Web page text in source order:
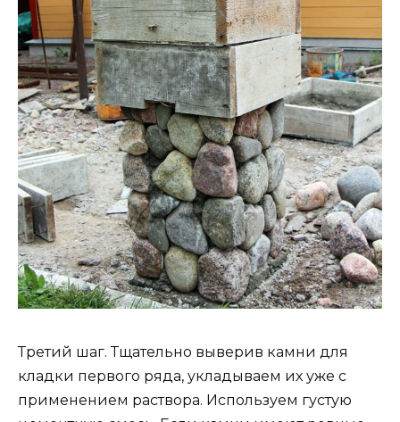
Третий шаг. Тщательно выверив камни для
кладки первого ряда, укладываем их уже с
применением раствора. Используем густую